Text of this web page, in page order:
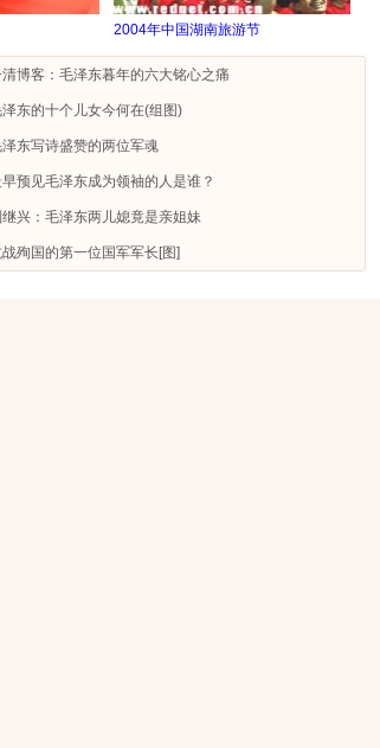
2004年中国湖南旅游节
博客：毛泽东暮年的六大铭心之痛
东的十个儿女今何在(组图)
东写诗盛赞的两位军魂
预见毛泽东成为领袖的人是谁？
兴：毛泽东两儿媳竟是亲姐妹
殉国的第一位国军军长[图]